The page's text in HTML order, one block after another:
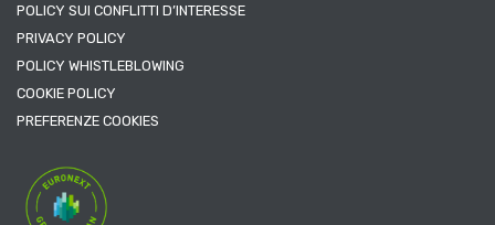
POLICY SUI CONFLITTI D’INTERESSE
PRIVACY POLICY
POLICY WHISTLEBLOWING
COOKIE POLICY
PREFERENZE COOKIES